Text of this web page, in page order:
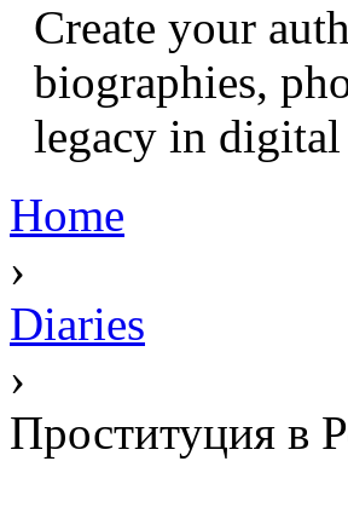
Create your
biographies,
legacy in
Home
›
Diaries
›
Проституция в